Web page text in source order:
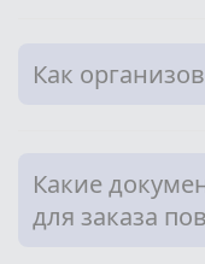
Как
Какие
для заказа